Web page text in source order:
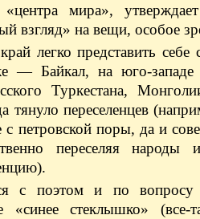
мира»,
взгляд» на вещи, особое
легко представить себе
— Байкал, на юго-
Туркестана,
переселенцев
петровской поры, да и
переселяя народы
с поэтом и по
«синее стеклышко» (все-